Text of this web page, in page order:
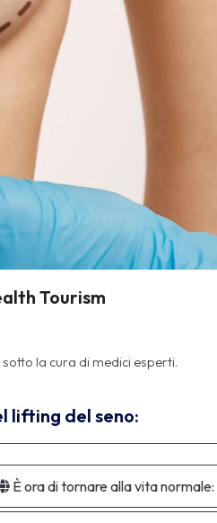
Tourism
lifting del seno:
È ora di tornare alla vita normale: